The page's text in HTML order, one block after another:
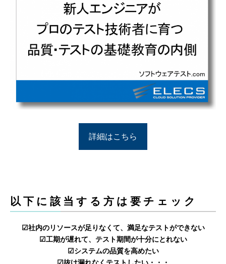
詳細はこちら
以下に該当する方は要チェック
☑社内のリソースが足りなくて、満足なテストができない
☑工期が遅れて、テスト期間が十分にとれない
☑システムの品質を高めたい